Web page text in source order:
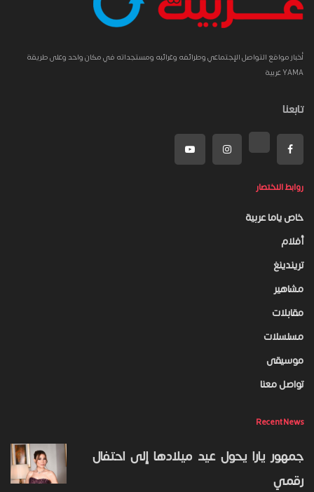
أخبار مواقع التواصل الإجتماعي وطرائفه وغرائبه ومستجداته في مكان واحد وعلى طريقة
YAMA عربية
تابعنا
روابط الاختصار
خاص ياما عربية
أفلام
تريندينغ
مشاهير
مقابلات
مسلسلات
موسيقى
تواصل معنا
Recent News
جمهور يارا يحول عيد ميلادها إلى احتفال
رقمي